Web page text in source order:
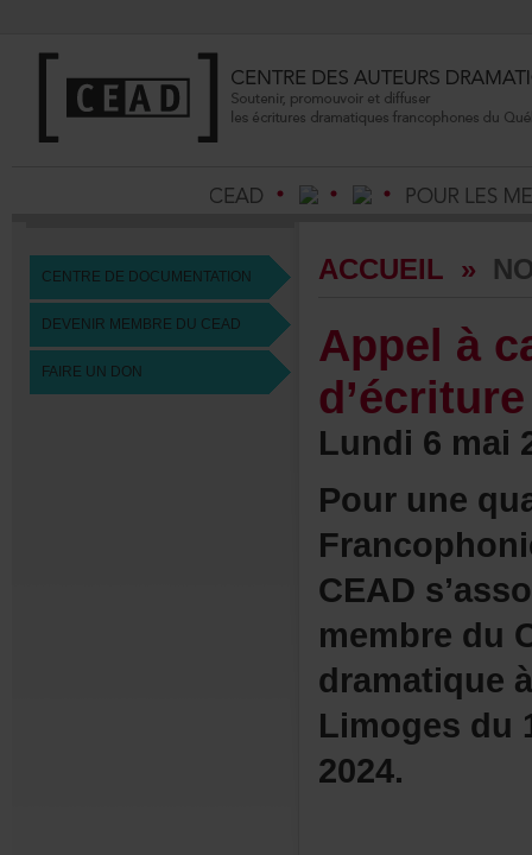
CENTREDEDOCUMENTATION
DEVENIRMEMBREDUCEAD
FAIREUNDON
ACCUEIL »
2024.